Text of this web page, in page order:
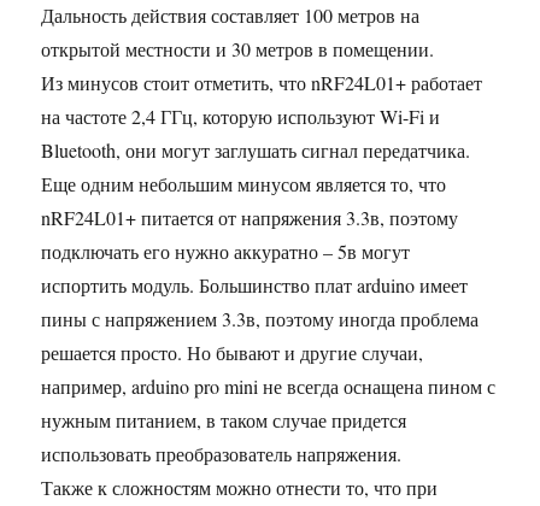
Дальность действия составляет 100 метров на
открытой местности и 30 метров в помещении.
Из минусов стоит отметить, что nRF24L01+ работает
на частоте 2,4 ГГц, которую используют Wi-Fi и
Bluetooth, они могут заглушать сигнал передатчика.
Еще одним небольшим минусом является то, что
nRF24L01+ питается от напряжения 3.3в, поэтому
подключать его нужно аккуратно – 5в могут
испортить модуль. Большинство плат arduino имеет
пины с напряжением 3.3в, поэтому иногда проблема
решается просто. Но бывают и другие случаи,
например, arduino pro mini не всегда оснащена пином с
нужным питанием, в таком случае придется
использовать преобразователь напряжения.
Также к сложностям можно отнести то, что при